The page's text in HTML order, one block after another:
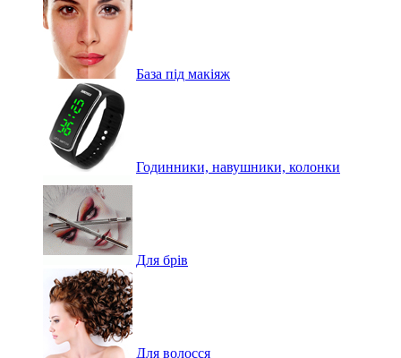
База під макіяж
Годинники, навушники, колонки
Для брів
Для волосся